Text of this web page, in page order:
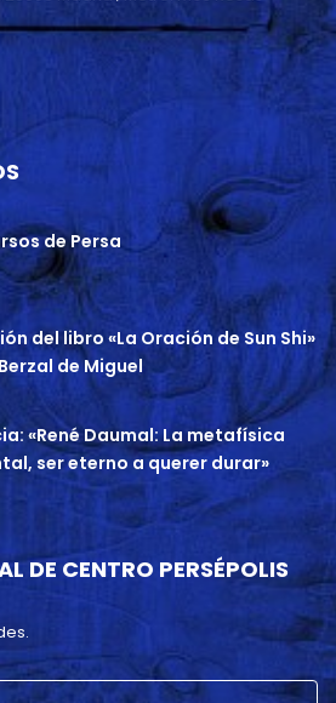
de Persa
del libro «La Oración de Sun Shi»
de Miguel
«René Daumal: La metafísica
ser eterno a querer durar»
DE CENTRO PERSÉPOLIS